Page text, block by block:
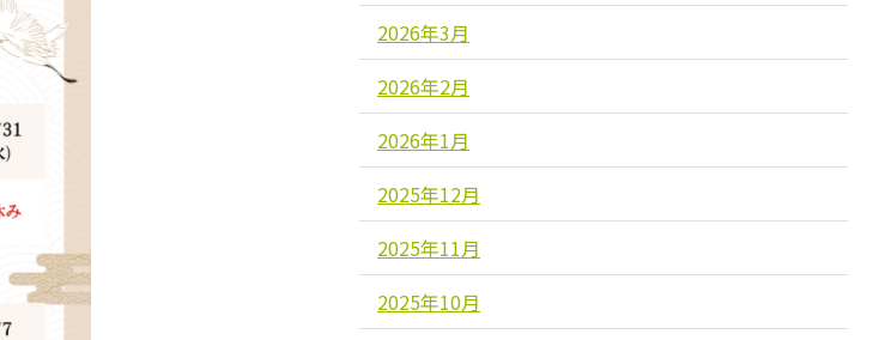
2026年3月
2026年2月
2026年1月
2025年12月
2025年11月
2025年10月